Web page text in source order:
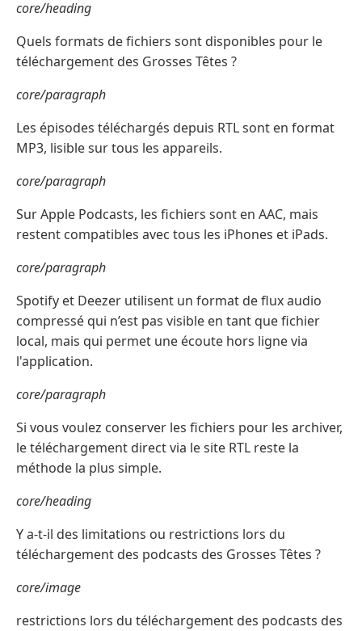
core/heading
Quels formats de fichiers sont disponibles pour le
téléchargement des Grosses Têtes ?
core/paragraph
Les épisodes téléchargés depuis RTL sont en format
MP3, lisible sur tous les appareils.
core/paragraph
Sur Apple Podcasts, les fichiers sont en AAC, mais
restent compatibles avec tous les iPhones et iPads.
core/paragraph
Spotify et Deezer utilisent un format de flux audio
compressé qui n’est pas visible en tant que fichier
local, mais qui permet une écoute hors ligne via
l'application.
core/paragraph
Si vous voulez conserver les fichiers pour les archiver,
le téléchargement direct via le site RTL reste la
méthode la plus simple.
core/heading
Y a-t-il des limitations ou restrictions lors du
téléchargement des podcasts des Grosses Têtes ?
core/image
restrictions lors du téléchargement des podcasts des